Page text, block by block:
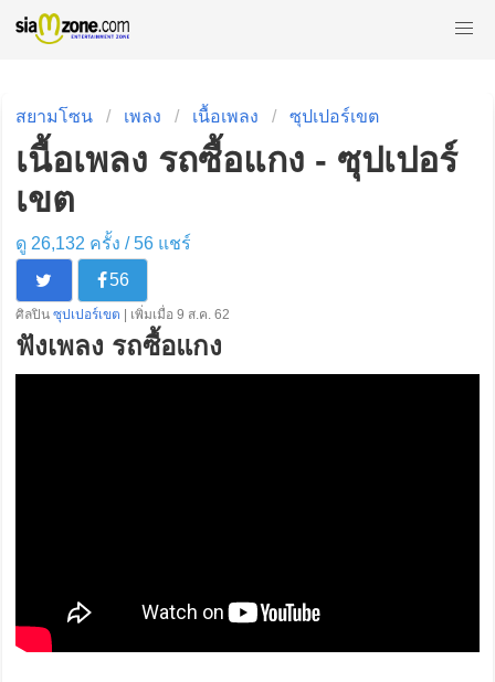
สยามโซน เพลง เนื้อเพลง ซุปเปอร์เขต
เนื้อเพลง รถซื้อแกง - ซุปเปอร์
เขต
ดู 26,132 ครั้ง /56แชร์
56
ศิลปิน ซุปเปอร์เขต | เพิ่มเมื่อ 9 ส.ค. 62
ฟังเพลง รถซื้อแกง